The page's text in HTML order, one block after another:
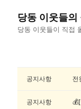
당동 이웃들의
당동 이웃들이 직접
공
공지사항
공지사항